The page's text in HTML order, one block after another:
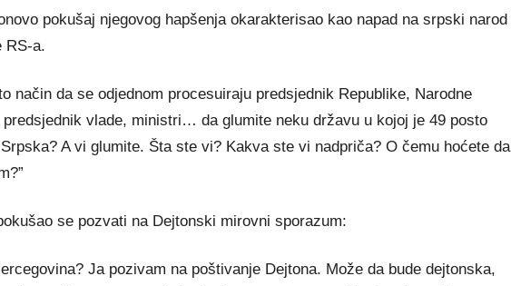
pokušaj njegovog hapšenja okarakterisao kao napad na srpski narod
RS-a.
način da se odjednom procesuiraju predsjednik Republike, Narodne
vlade, ministri… da glumite neku državu u kojoj je 49 posto
A vi glumite. Šta ste vi? Kakva ste vi nadpriča? O čemu hoćete da
se pozvati na Dejtonski mirovni sporazum:
Ja pozivam na poštivanje Dejtona. Može da bude dejtonska,